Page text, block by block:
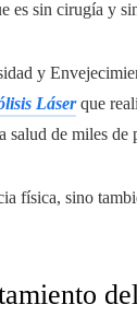
es sin cirugía y
y
Láserque
de miles de
física, sino